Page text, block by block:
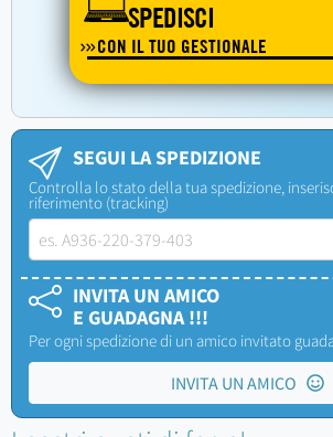
SPEDISCI
CON IL TUO GESTIONALE
SEGUI LA SPEDIZIONE
Controlla lo stato della tua spedizione,
riferimento (tracking)
INVITA UN AMICO
E GUADAGNA !!!
Per ogni spedizione di un amico invitato
INVITA UN AMICO